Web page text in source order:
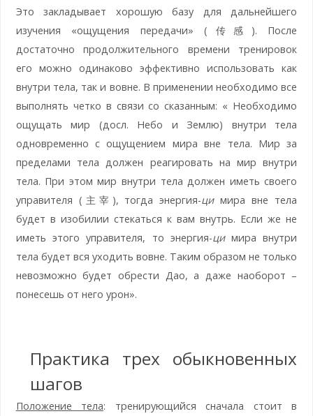
Это закладывает хорошую базу для дальнейшего
изучения «ощущения передачи» (传感). После
достаточно продолжительного времени тренировок
его можно одинаково эффективно использовать как
внутри тела, так и вовне. В применении необходимо все
выполнять четко в связи со сказанным: « Необходимо
ощущать мир (досл. Небо и Землю) внутри тела
одновременно с ощущением мира вне тела. Мир за
пределами тела должен реагировать на мир внутри
тела. При этом мир внутри тела должен иметь своего
управителя (主宰), тогда энергия-цимира вне тела
будет в изобилии стекаться к вам внутрь. Если же не
иметь этого управителя, то энергия-цимира внутри
тела будет вся уходить вовне. Таким образом не только
невозможно будет обрести Дао, а даже наоборот –
понесешь от него урон».
Практика трех обыкновенных
шагов
Положение тела: тренирующийся сначала стоит в